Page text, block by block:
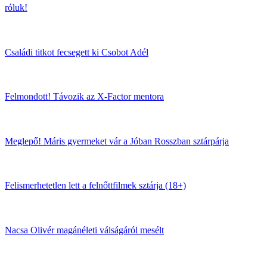
róluk!
Családi titkot fecsegett ki Csobot Adél
Felmondott! Távozik az X-Factor mentora
Meglepő! Máris gyermeket vár a Jóban Rosszban sztárpárja
Felismerhetetlen lett a felnőttfilmek sztárja (18+)
Nacsa Olivér magánéleti válságáról mesélt